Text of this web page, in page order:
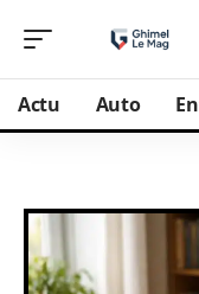
Actu Auto